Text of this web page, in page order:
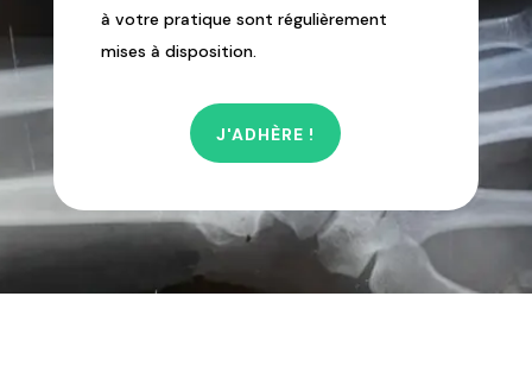
à votre pratique sont régulièrement
mises à disposition.
J'ADHÈRE !